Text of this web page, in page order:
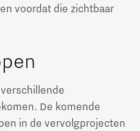
voordat die zichtbaar
De komende
in de vervolgprojecten